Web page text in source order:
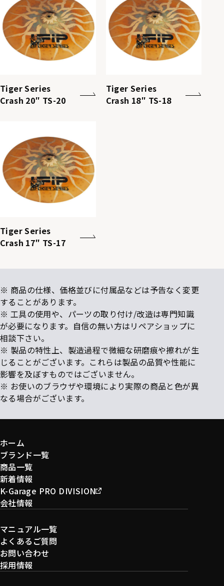
Tiger Series
Crash 20″ TS-20
Tiger Series
Crash 18″ TS-18
Tiger Series
Crash 17″ TS-17
※ 商品の仕様、価格並びに付属品などは予告なく変更
することがあります。
※ 工具の使用や、パーツの取り付け/改造は専門知識
が必要になります。自信の無い方はリペアショップに
相談下さい。
※ 製品の特性上、製造過程で微細な研磨痕や擦れが生
じることがございます。これらは製品の品質や性能に
影響を及ぼすものではございません。
※ お使いのブラウザや環境により実際の商品と色が異
なる場合がございます。
ホーム
ブランド一覧
商品一覧
新着情報
K-Garage PRO DIVISION
会社情報
マニュアル一覧
よくあるご質問
お問い合わせ
採用情報